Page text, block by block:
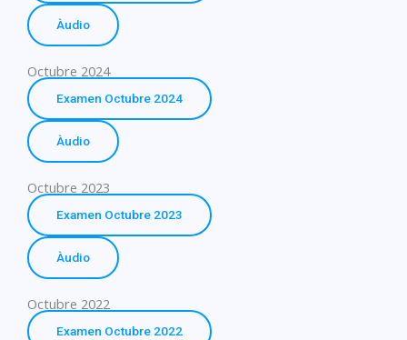
Àudio
Octubre 2024
Examen Octubre 2024
Àudio
Octubre 2023
Examen Octubre 2023
Àudio
Octubre 2022
Examen Octubre 2022